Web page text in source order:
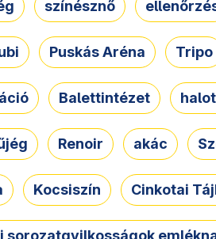
színésznő
Puskás Aréna Tripo
Balettintézet
Renoir akác
Kocsiszín Cinkotai
sorozatgyilkosságok